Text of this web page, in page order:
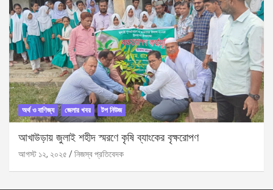
অর্থ ও বাণিজ্য জেলার খবর টপ নিউজ
আখাউড়ায় জুলাই শহীদ স্মরণে কৃষি ব্যাংকের বৃক্ষরোপণ
আগস্ট ১২, ২০২৫ নিজস্ব প্রতিবেদক